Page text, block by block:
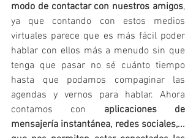
modo de contactar con nuestros amigos,
ya que contando con estos medios
virtuales parece que es más fácil poder
hablar con ellos más a menudo sin que
tenga que pasar no sé cuánto tiempo
hasta que podamos compaginar las
agendas y vernos para hablar. Ahora
contamos con aplicaciones de
mensajería instantánea, redes sociales,...